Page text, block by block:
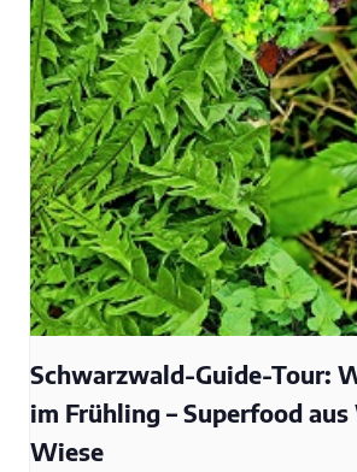
Schwarzwald-Guide-Tour:
im Frühling – Superfood
Wiese